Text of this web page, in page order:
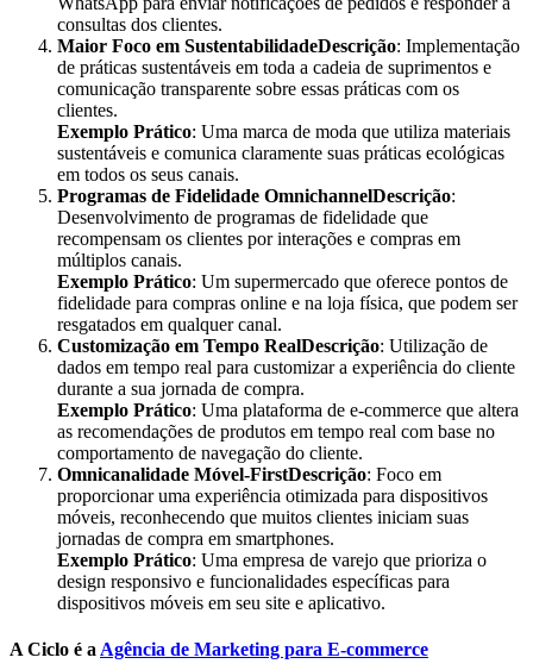
consultas dos clientes.
Maior Foco em SustentabilidadeDescrição: Implementação
de práticas sustentáveis em toda a cadeia de suprimentos e
comunicação transparente sobre essas práticas com os
clientes.
Exemplo Prático: Uma marca de moda que utiliza materiais
sustentáveis e comunica claramente suas práticas ecológicas
em todos os seus canais.
Programas de Fidelidade OmnichannelDescrição:
Desenvolvimento de programas de fidelidade que
recompensam os clientes por interações e compras em
múltiplos canais.
Exemplo Prático: Um supermercado que oferece pontos de
fidelidade para compras online e na loja física, que podem ser
resgatados em qualquer canal.
Customização em Tempo RealDescrição: Utilização de
dados em tempo real para customizar a experiência do cliente
durante a sua jornada de compra.
Exemplo Prático: Uma plataforma de e-commerce que altera
as recomendações de produtos em tempo real com base no
comportamento de navegação do cliente.
Omnicanalidade Móvel-FirstDescrição: Foco em
proporcionar uma experiência otimizada para dispositivos
móveis, reconhecendo que muitos clientes iniciam suas
jornadas de compra em smartphones.
Exemplo Prático: Uma empresa de varejo que prioriza o
design responsivo e funcionalidades específicas para
dispositivos móveis em seu site e aplicativo.
A Ciclo é a Agência de Marketing para E-commerce